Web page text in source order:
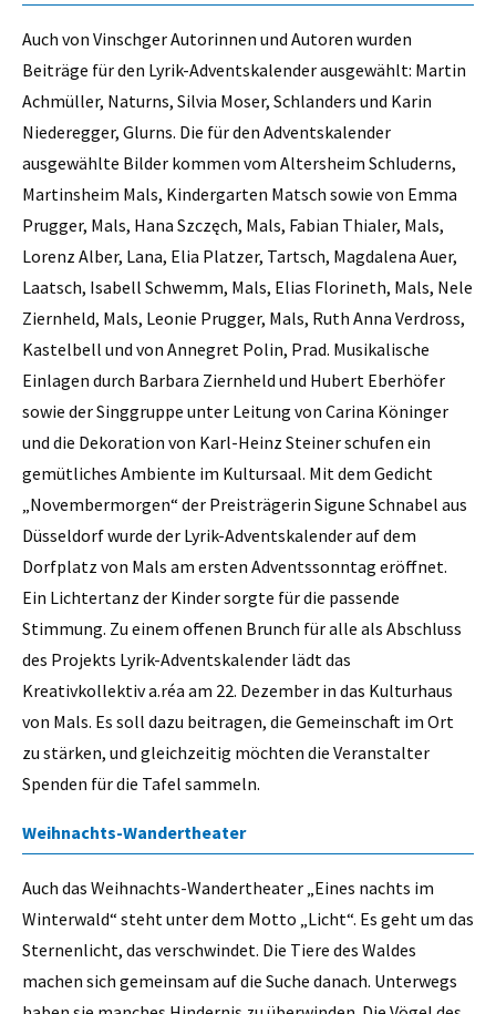
Auch von Vinschger Autorinnen und Autoren wurden
Beiträge für den Lyrik-Adventskalender ausgewählt: Martin
Achmüller, Naturns, Silvia Moser, Schlanders und Karin
Niederegger, Glurns. Die für den Adventskalender
ausgewählte Bilder kommen vom Altersheim Schluderns,
Martinsheim Mals, Kindergarten Matsch sowie von Emma
Prugger, Mals, Hana Szczęch, Mals, Fabian Thialer, Mals,
Lorenz Alber, Lana, Elia Platzer, Tartsch, Magdalena Auer,
Laatsch, Isabell Schwemm, Mals, Elias Florineth, Mals, Nele
Ziernheld, Mals, Leonie Prugger, Mals, Ruth Anna Verdross,
Kastelbell und von Annegret Polin, Prad. Musikalische
Einlagen durch Barbara Ziernheld und Hubert Eberhöfer
sowie der Singgruppe unter Leitung von Carina Köninger
und die Dekoration von Karl-Heinz Steiner schufen ein
gemütliches Ambiente im Kultursaal. Mit dem Gedicht
„Novembermorgen“ der Preisträgerin Sigune Schnabel aus
Düsseldorf wurde der Lyrik-Adventskalender auf dem
Dorfplatz von Mals am ersten Adventssonntag eröffnet.
Ein Lichtertanz der Kinder sorgte für die passende
Stimmung. Zu einem offenen Brunch für alle als Abschluss
des Projekts Lyrik-Adventskalender lädt das
Kreativkollektiv a.réa am 22. Dezember in das Kulturhaus
von Mals. Es soll dazu beitragen, die Gemeinschaft im Ort
zu stärken, und gleichzeitig möchten die Veranstalter
Spenden für die Tafel sammeln.
Weihnachts-Wandertheater
Auch das Weihnachts-Wandertheater „Eines nachts im
Winterwald“ steht unter dem Motto „Licht“. Es geht um das
Sternenlicht, das verschwindet. Die Tiere des Waldes
machen sich gemeinsam auf die Suche danach. Unterwegs